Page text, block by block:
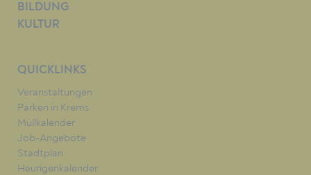
BILDUNG
KULTUR
QUICKLINKS
Veranstaltungen
Parken in Krems
Müllkalender
Job-Angebote
Stadtplan
Heurigenkalender